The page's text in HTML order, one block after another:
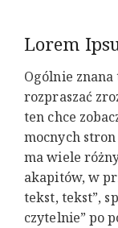
Lorem
Ogólnie
rozpraszać
ten chce
mocnych
ma wiele
akapitów, w
tekst, tekst”,
czytelnie” po